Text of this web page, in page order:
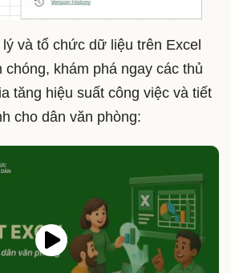
và tổ chức dữ liệu trên Excel
chóng, khám phá ngay các thủ
tăng hiệu suất công việc và tiết
cho dân văn phòng: